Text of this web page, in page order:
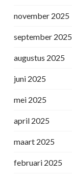
november 2025
september 2025
augustus 2025
juni 2025
mei 2025
april 2025
maart 2025
februari 2025